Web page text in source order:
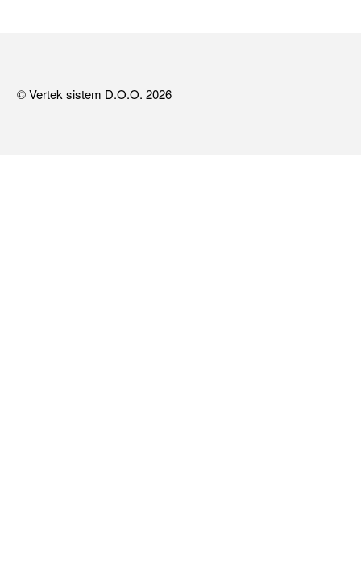
© Vertek sistem D.O.O. 2026